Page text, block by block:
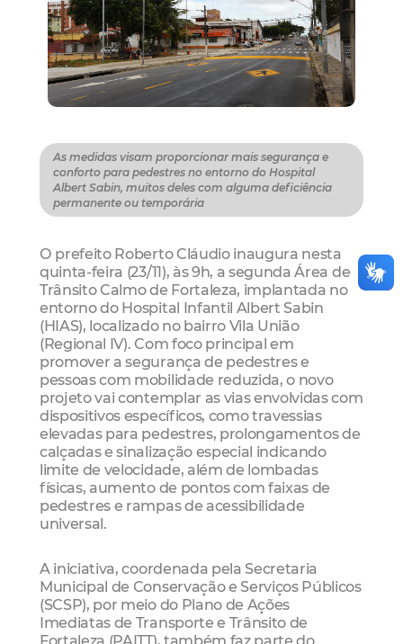
As medidas visam proporcionar mais segurança e
conforto para pedestres no entorno do Hospital
Albert Sabin, muitos deles com alguma deficiência
permanente ou temporária
O prefeito Roberto Cláudio inaugura nesta
quinta-feira (23/11), às 9h, a segunda Área de
Trânsito Calmo de Fortaleza, implantada no
entorno do Hospital Infantil Albert Sabin
(HIAS), localizado no bairro Vila União
(Regional IV). Com foco principal em
promover a segurança de pedestres e
pessoas com mobilidade reduzida, o novo
projeto vai contemplar as vias envolvidas com
dispositivos específicos, como travessias
elevadas para pedestres, prolongamentos de
calçadas e sinalização especial indicando
limite de velocidade, além de lombadas
físicas, aumento de pontos com faixas de
pedestres e rampas de acessibilidade
universal.
A iniciativa, coordenada pela Secretaria
Municipal de Conservação e Serviços Públicos
(SCSP), por meio do Plano de Ações
Imediatas de Transporte e Trânsito de
Fortaleza (PAITT), também faz parte do